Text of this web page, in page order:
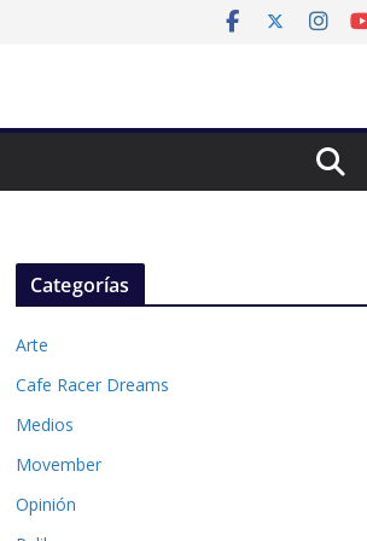
Categorías
Arte
Cafe Racer Dreams
Medios
Movember
Opinión